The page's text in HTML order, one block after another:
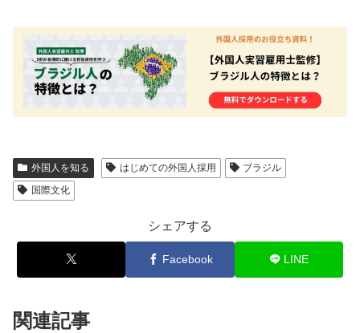
外国人を知る はじめての外国人採用
ブラジル
国際文化
シェアする
Facebook LINE
関連記事